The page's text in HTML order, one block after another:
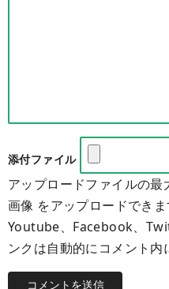
添付ファイル
アップロードファイルの最
画像 をアップロードできま
Youtube、Facebook、
ンクは自動的にコメント内